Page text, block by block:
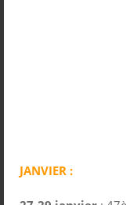
JANVIER :